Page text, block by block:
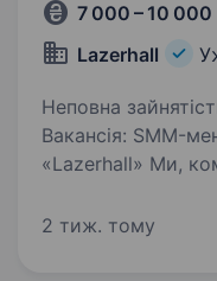
7 000 – 10 000
Lazerhall
Неповна
Вакансія: SMM-
«Lazerhall» Ми,
долучиться до
2 тиж. тому